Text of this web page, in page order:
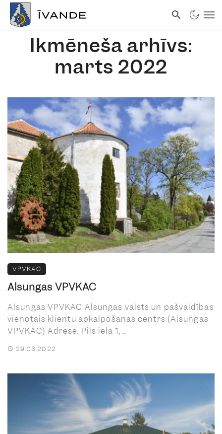
Ikmēneša arhīvs:
marts 2022
VPVKAC
Alsungas VPVKAC
Alsungas VPVKAC Alsungas valsts un pašvaldības
vienotais klientu apkalpošanas centrs (Alsungas
VPVKAC) Adrese: Pils iela 1, ...
29.03.2022